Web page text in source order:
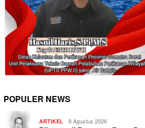
POPULER NEWS
ARTIKEL 8 Agustus 2026